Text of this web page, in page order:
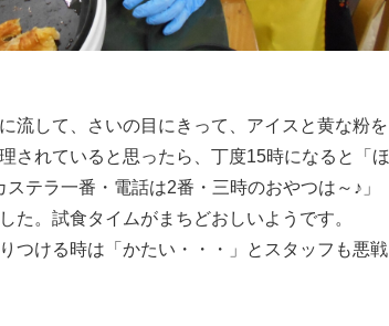
流して、さいの目にきって、アイスと黄な粉を
されていると思ったら、丁度15時になると「ほ
テラ一番・電話は2番・三時のおやつは～♪」
た。試食タイムがまちどおしいようです。
つける時は「かたい・・・」とスタッフも悪戦